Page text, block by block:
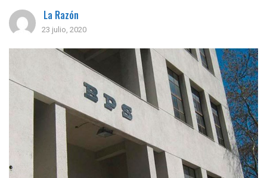
La Razón
23 julio, 2020